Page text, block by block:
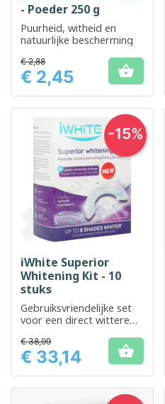
- Poeder 250 g
Puurheid, witheid en
natuurlijke bescherming
Prijs
€ 2,88
€ 2,45 
iWhite Superior
Whitening Kit - 10
stuks
Gebruiksvriendelijke set
voor een direct wittere
Prijs
€ 38,99
€ 33,14 
-15%